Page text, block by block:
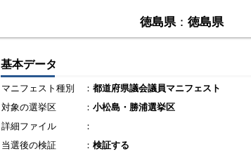
徳島県：徳島県
基本データ
マニフェスト種別 ： 都道府県議会議員マニフェスト
対象の選挙区
： 小松島・勝浦選挙区
詳細ファイル
：
当選後の検証
： 検証する